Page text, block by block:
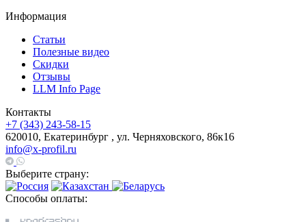
Информация
Статьи
Полезные видео
Скидки
Отзывы
LLM Info Page
Контакты
+7 (343) 243-58-15
620010, Екатеринбург , ул. Черняховского, 86к16
info@x-profil.ru
Выберите страну:
Способы оплаты: